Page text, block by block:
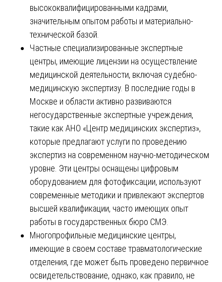
высококвалифицированными кадрами,
значительным опытом работы и материально-
технической базой.
Частные специализированные экспертные
центры, имеющие лицензии на осуществление
медицинской деятельности, включая судебно-
медицинскую экспертизу. В последние годы в
Москве и области активно развиваются
негосударственные экспертные учреждения,
такие как АНО «Центр медицинских экспертиз»,
которые предлагают услуги по проведению
экспертиз на современном научно-методическом
уровне. Эти центры оснащены цифровым
оборудованием для фотофиксации, используют
современные методики и привлекают экспертов
высшей квалификации, часто имеющих опыт
работы в государственных бюро СМЭ.
Многопрофильные медицинские центры,
имеющие в своем составе травматологические
отделения, где может быть проведено первичное
освидетельствование, однако, как правило, не